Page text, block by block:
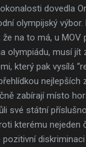
dovedla
olympijský
že na to má, u MOV
olympiádu, musí jít
který pak vysílá
nejlepších
zabírají místo
své státní
kterému nejeden